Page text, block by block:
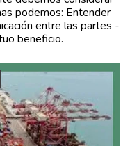
podemos: Entender
entre las partes -
beneficio.